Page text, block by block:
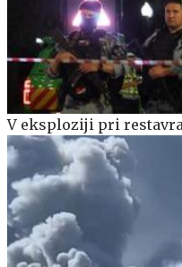
V eksploziji pri